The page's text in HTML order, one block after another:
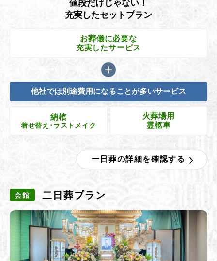
値段だけじゃない！
充実したセットプラン
お葬儀に必要な
充実したサービス
他社では別途費用になることが多いサービス
納棺
着せ替え･ラストメイク
火葬場用
霊柩車
一日葬の詳細を確認する
会館 二日葬プラン